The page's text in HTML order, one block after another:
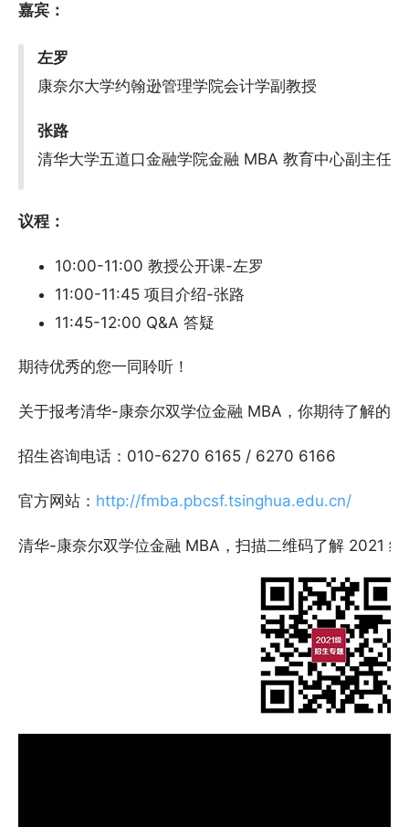
嘉宾：
左罗
康奈尔大学约翰逊管理学院会计学副教授
张路
清华大学五道口金融学院金融 MBA 教育中心副主任
议程：
10:00-11:00 教授公开课-左罗
11:00-11:45 项目介绍-张路
11:45-12:00 Q&A 答疑
期待优秀的您一同聆听！
关于报考清华-康奈尔双学位金融 MBA，你期待了解的
招生咨询电话：010-6270 6165 / 6270 6166
官方网站： http://fmba.pbcsf.tsinghua.edu.cn/
清华-康奈尔双学位金融 MBA，扫描二维码了解 2021 级